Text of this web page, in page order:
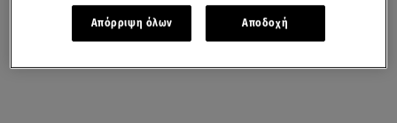
Απόρριψη όλων Αποδοχή